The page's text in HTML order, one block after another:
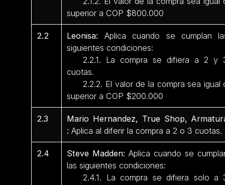
superior a COP $800.000
2.2 Leonisa: Aplica cuando se cumplan
siguientes condiciones:
2.2.1. La compra se difiera a 2 y
cuotas.
2.2.2. El valor de la compra sea igual
superior a COP $200.000
2.3
Mario Hernandez, True Shop,
:Aplica al diferir la compra a 2 o 3 cuotas.
2.4 Steve Madden: Aplica cuando se
las siguientes condiciones:
2.4.1. La compra se difiera solo a